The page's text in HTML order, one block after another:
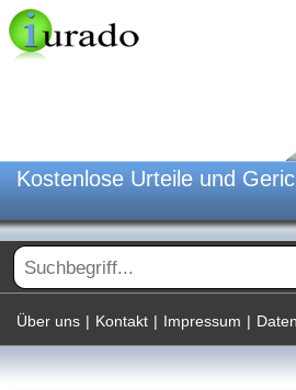
Kostenlose Urteile und
Über uns | Kontakt | Impressum |